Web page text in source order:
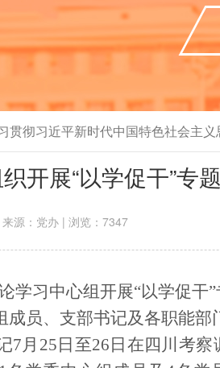
采购公告
人才招聘
医
门
预
医
入
贯彻习近平新时代中国特色社会主
开展“以学促干”专
源：党办 | 浏览：7347
学习中心组开展“以学促干”
成员、支部书记及各职能部
7月 25 日 至26 日 在四川考察